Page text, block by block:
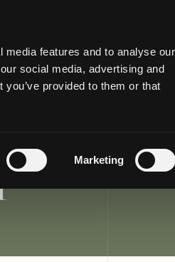
features and to analyse our
social media, advertising and
provided to them or that
Marketing
La